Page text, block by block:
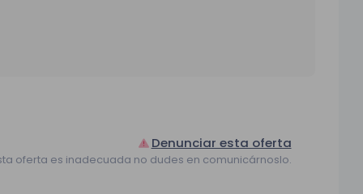
Denunciar esta oferta
oferta es inadecuada no dudes en comunicárnoslo.